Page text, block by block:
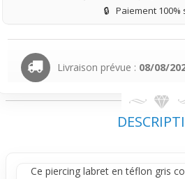
🔒 Paiement 100%
Livraison prévue : 08/08/
Ce piercing labret en téflon gris